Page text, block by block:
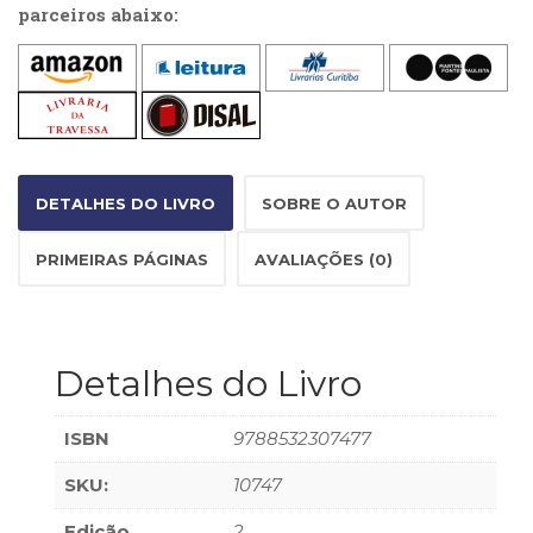
(33)
Puericultura
(23)
Rádio
(8)
Públicas
e
Comunicação
Empresarial
(63)
Saúde
(132)
Sem
categoria
parceiros abaixo:
DETALHES DO LIVRO SOBRE O AUTOR
PRIMEIRAS PÁGINAS AVALIAÇÕES (0)
Detalhes do Livro
ISBN 9788532307477
SKU: 10747